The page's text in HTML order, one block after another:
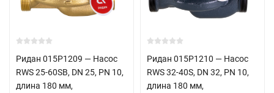
Ридан 015P1209 — Насос
RWS 25-60SB, DN 25, PN 10,
длина 180 мм,
Ридан 015P1210 — Насос
RWS 32-40S, DN 32, PN 10,
длина 180 мм,